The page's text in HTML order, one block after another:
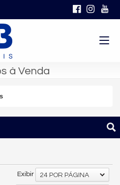
à Venda
Exibir 24 POR PÁGINA